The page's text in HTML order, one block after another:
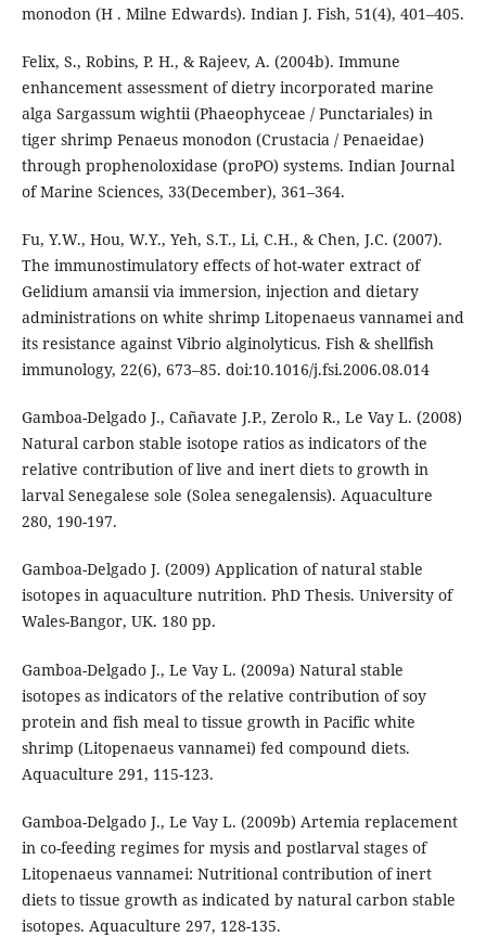
monodon (H . Milne Edwards). Indian J. Fish, 51(4), 401–405.
Felix, S., Robins, P. H., & Rajeev, A. (2004b). Immune
enhancement assessment of dietry incorporated marine
alga Sargassum wightii (Phaeophyceae / Punctariales) in
tiger shrimp Penaeus monodon (Crustacia / Penaeidae)
through prophenoloxidase (proPO) systems. Indian Journal
of Marine Sciences, 33(December), 361–364.
Fu, Y.W., Hou, W.Y., Yeh, S.T., Li, C.H., & Chen, J.C. (2007).
The immunostimulatory effects of hot-water extract of
Gelidium amansii via immersion, injection and dietary
administrations on white shrimp Litopenaeus vannamei and
its resistance against Vibrio alginolyticus. Fish & shellfish
immunology, 22(6), 673–85. doi:10.1016/j.fsi.2006.08.014
Gamboa-Delgado J., Cañavate J.P., Zerolo R., Le Vay L. (2008)
Natural carbon stable isotope ratios as indicators of the
relative contribution of live and inert diets to growth in
larval Senegalese sole (Solea senegalensis). Aquaculture
280, 190-197.
Gamboa-Delgado J. (2009) Application of natural stable
isotopes in aquaculture nutrition. PhD Thesis. University of
Wales-Bangor, UK. 180 pp.
Gamboa-Delgado J., Le Vay L. (2009a) Natural stable
isotopes as indicators of the relative contribution of soy
protein and fish meal to tissue growth in Pacific white
shrimp (Litopenaeus vannamei) fed compound diets.
Aquaculture 291, 115-123.
Gamboa-Delgado J., Le Vay L. (2009b) Artemia replacement
in co-feeding regimes for mysis and postlarval stages of
Litopenaeus vannamei: Nutritional contribution of inert
diets to tissue growth as indicated by natural carbon stable
isotopes. Aquaculture 297, 128-135.